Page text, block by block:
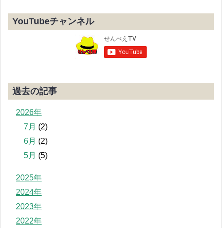
YouTubeチャンネル
過去の記事
2026年
7月 (2)
6月 (2)
5月 (5)
2025年
2024年
2023年
2022年